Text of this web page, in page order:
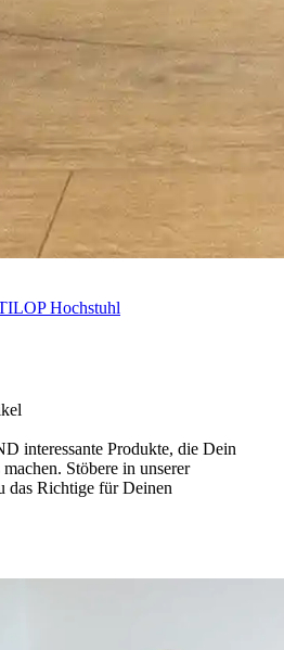
Hochstuhl
interessante Produkte, die Dein
Stöbere in unserer
das Richtige für Deinen